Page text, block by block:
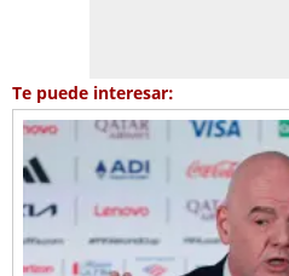
Te puede interesar: